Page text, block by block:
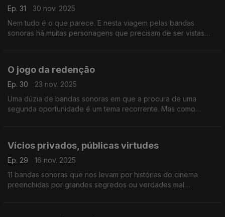
Ep. 31
30 nov. 2025
Nem tudo é o que parece. E nesta viagem pelas bandas
sonoras há muitas personagens que precisam de ser vistas
O jogo da redenção
Ep. 30
23 nov. 2025
Uma dúzia de bandas sonoras em que a procura de uma
segunda oportunidade é um tema recorrente. Mas como
Vícios privados, públicas virtudes
Ep. 29
16 nov. 2025
11 bandas sonoras que nos levam por histórias do cinema
preenchidas por grandes segredos ou verdades mal